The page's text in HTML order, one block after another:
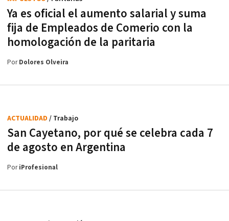
Ya es oficial el aumento salarial y suma
fija de Empleados de Comerio con la
homologación de la paritaria
PorDolores Olveira
San Cayetano, por qué se celebra cada 7
de agosto en Argentina
ACTUALIDAD / Trabajo
PoriProfesional